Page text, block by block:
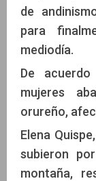
de
para
mediodía.
De
mujeres
orureño,
Elena
subieron
montaña,